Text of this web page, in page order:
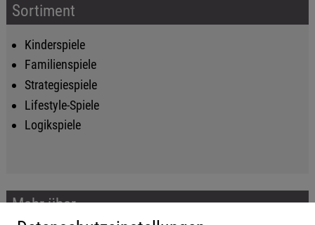
Sortiment
Kinderspiele
Familienspiele
Strategiespiele
Lifestyle-Spiele
Logikspiele
Mehr über...